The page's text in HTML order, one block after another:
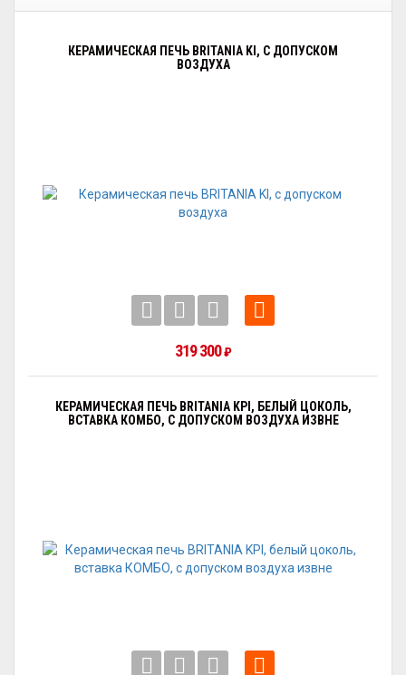
КЕРАМИЧЕСКАЯ ПЕЧЬ BRITANIA KI, С ДОПУСКОМ
ВОЗДУХА
319 300₽
КЕРАМИЧЕСКАЯ ПЕЧЬ BRITANIA KPI, БЕЛЫЙ ЦОКОЛЬ,
ВСТАВКА КОМБО, С ДОПУСКОМ ВОЗДУХА ИЗВНЕ